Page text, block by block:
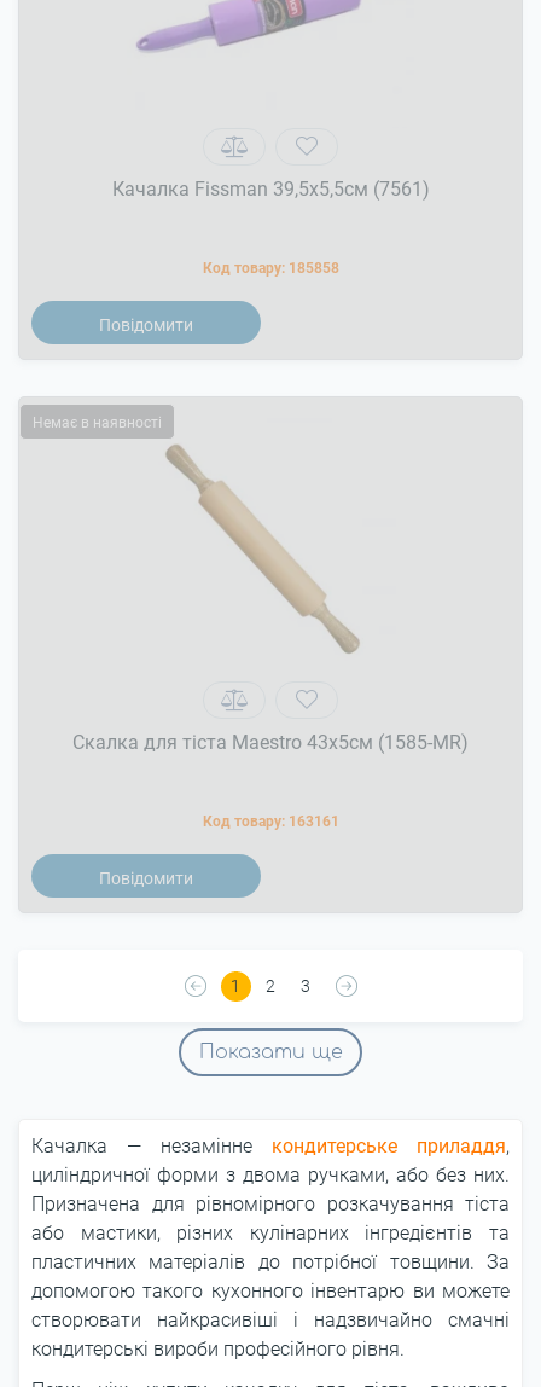
Качалка Fissman 39,5x5,5см (7561)
Код товару: 185858
Повідомити
Немає в наявності
Скалка для тіста Maestro 43x5см (1585-MR)
Код товару: 163161
Повідомити
1 2 3
Показати ще
Качалка ― незамінне кондитерське приладдя,
циліндричної форми з двома ручками, або без них.
Призначена для рівномірного розкачування тіста
або мастики, різних кулінарних інгредієнтів та
пластичних матеріалів до потрібної товщини. За
допомогою такого кухонного інвентарю ви можете
створювати найкрасивіші і надзвичайно смачні
кондитерські вироби професійного рівня.